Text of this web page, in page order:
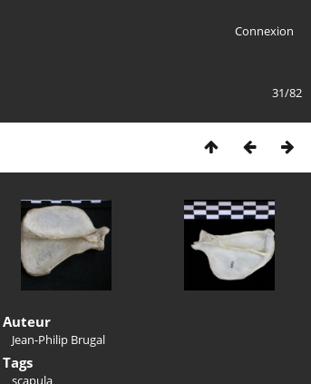
Connexion
31/82
Auteur
Jean-Philip Brugal
Tags
scapula